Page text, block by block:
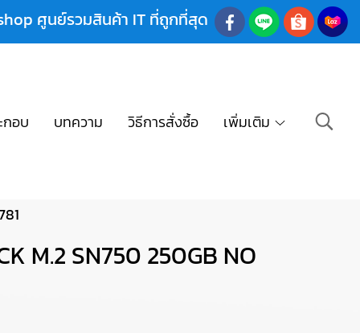
ศูนย์รวมสินค้า IT ที่ถูกที่สุด
อบ บทความ วิธีการสั่งซื้อ เพิ่มเติม
M.2 SN750 250GB NO